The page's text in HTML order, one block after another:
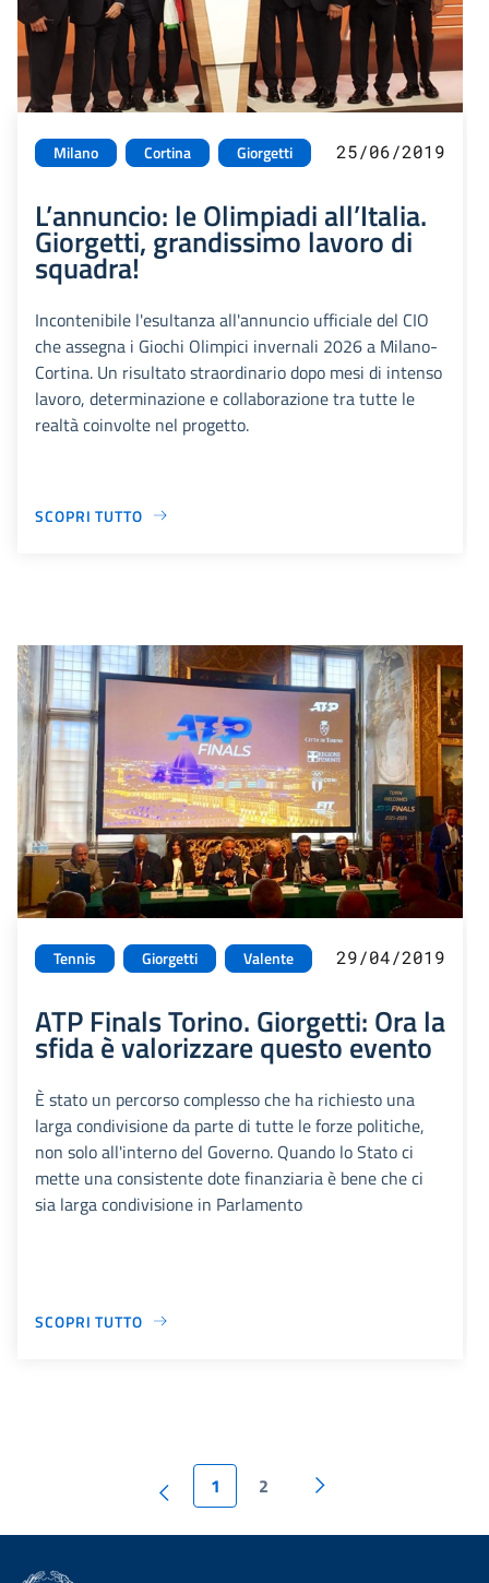
Milano Cortina Giorgetti 25/06/2019
L’annuncio: le Olimpiadi all’Italia.
Giorgetti, grandissimo lavoro di
squadra!
Incontenibile l'esultanza all'annuncio ufficiale del CIO
che assegna i Giochi Olimpici invernali 2026 a Milano-
Cortina. Un risultato straordinario dopo mesi di intenso
lavoro, determinazione e collaborazione tra tutte le
realtà coinvolte nel progetto.
SCOPRI TUTTO
Tennis Giorgetti Valente 29/04/2019
ATP Finals Torino. Giorgetti: Ora la
sfida è valorizzare questo evento
È stato un percorso complesso che ha richiesto una
larga condivisione da parte di tutte le forze politiche,
non solo all'interno del Governo. Quando lo Stato ci
mette una consistente dote finanziaria è bene che ci
sia larga condivisione in Parlamento
SCOPRI TUTTO
1 2